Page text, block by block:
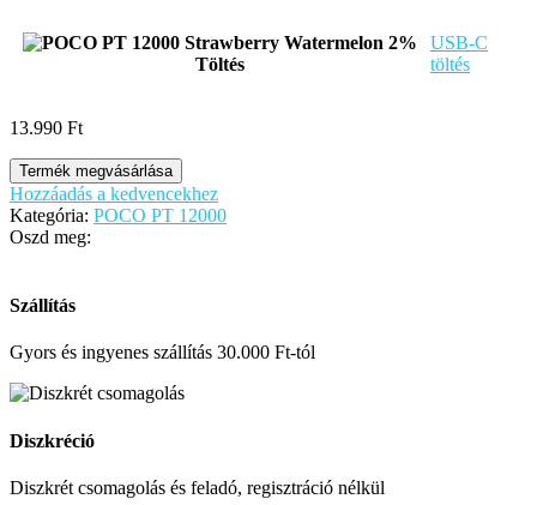
Töltés
USB-C
töltés
13.990 Ft
Termék megvásárlása
Hozzáadás a kedvencekhez
Kategória: POCO PT 12000
Oszd meg:
Szállítás
Gyors és ingyenes szállítás 30.000 Ft-tól
Diszkréció
Diszkrét csomagolás és feladó, regisztráció nélkül